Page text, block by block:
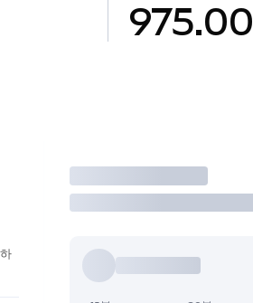
975.00
거래